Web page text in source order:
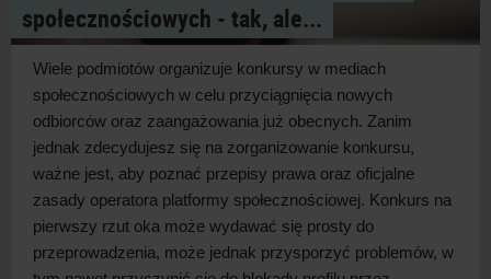
społecznościowych ‑ tak, ale...
Wiele podmiotów organizuje konkursy w mediach
społecznościowych w celu przyciągnięcia nowych
odbiorców oraz zaangażowania już obecnych. Zanim
jednak zdecydujesz się na zorganizowanie konkursu,
ważne jest, aby poznać przepisy prawa oraz oficjalne
zasady operatora platformy społecznościowej. Konkurs na
pierwszy rzut oka może wydawać się prosty do
przeprowadzenia, może jednak przysporzyć problemów, w